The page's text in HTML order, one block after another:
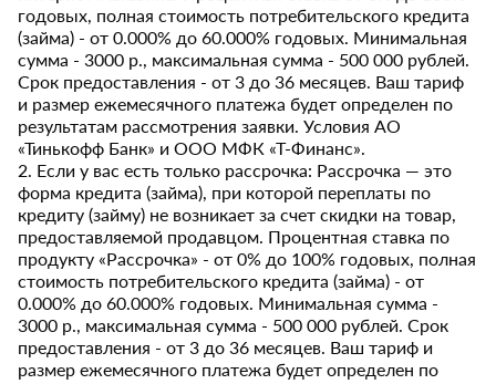
годовых, полная стоимость потребительского кредита
(займа) - от 0.000% до 60.000% годовых. Минимальная
сумма - 3000 р., максимальная сумма - 500 000 рублей.
Срок предоставления - от 3 до 36 месяцев. Ваш тариф
и размер ежемесячного платежа будет определен по
результатам рассмотрения заявки. Условия АО
«Тинькофф Банк» и ООО МФК «Т-Финанс».
2. Если у вас есть только рассрочка: Рассрочка — это
форма кредита (займа), при которой переплаты по
кредиту (займу) не возникает за счет скидки на товар,
предоставляемой продавцом. Процентная ставка по
продукту «Рассрочка» - от 0% до 100% годовых, полная
стоимость потребительского кредита (займа) - от
0.000% до 60.000% годовых. Минимальная сумма -
3000 р., максимальная сумма - 500 000 рублей. Срок
предоставления - от 3 до 36 месяцев. Ваш тариф и
размер ежемесячного платежа будет определен по